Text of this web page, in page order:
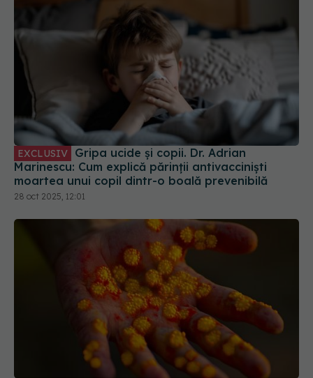
EXCLUSIV
Gripa ucide și copii. Dr. Adrian
Marinescu: Cum explică părinții antivacciniști
moartea unui copil dintr-o boală prevenibilă
28 oct 2025, 12:01
Al doilea caz de lepră confirmat la Cluj. Alte două
persoane, sub investigație